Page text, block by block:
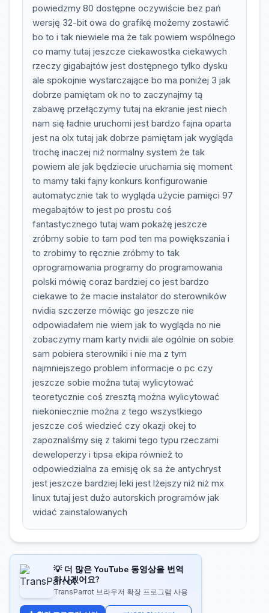
powiedzmy 80 dostępne oczywiście bez pań
wersję 32-bit owa do grafikę możemy zostawić
bo to i tak niewiele ma że tak powiem wspólnego
co mamy tutaj jeszcze ciekawostka ciekawych
rzeczy gigabajtów jest dostępnego tylko dysku
ale spokojnie wystarczające bo ma poniżej 3 jak
dobrze pamiętam ok no to zaczynajmy tą
zabawę przełączymy tutaj na ekranie jest niech
nam się ładnie uruchomi jest bardzo fajna oparta
jest na olx tutaj jak dobrze pamiętam jak wygląda
trochę inaczej niż normalny system że tak
powiem ale jak będziecie uruchamia się moment
to mamy taki fajny konkurs konfigurowanie
automatycznie tak to wygląda użycie pamięci 97
megabajtów to jest po prostu coś
fantastycznego tutaj wam pokażę jeszcze
zróbmy sobie to tam pod ten ma powiększania i
to zrobimy to ręcznie zróbmy to tak
oprogramowania programy do programowania
polski mówię coraz bardziej co jest bardzo
ciekawe to że macie instalator do sterowników
nvidia szczerze mówiąc go jeszcze nie
odpowiadałem nie wiem jak to wygląda no nie
zobaczymy mam karty nvidii ale ogólnie on sobie
sam pobiera sterowniki i nie ma z tym
najmniejszego problem informacje o pc czy
jeszcze sobie można tutaj wylicytować
teoretycznie coś zresztą można wylicytować
niekoniecznie można z tego wszystkiego
jeszcze coś wiedzieć czy okazji okej to
zapoznaliśmy się z takimi tego typu rzeczami
deweloperzy i tipsa ekipa również to
odpowiedzialna za emisję ok sa że antychryst
jest jeszcze bardziej leki jest lżejszy niż niż mx
linux tutaj jest dużo autorskich programów jak
widać zainstalowanych
💡 더 많은 YouTube 동영상을 번역
하시겠어요?
TransParrot 브라우저 확장 프로그램 사용